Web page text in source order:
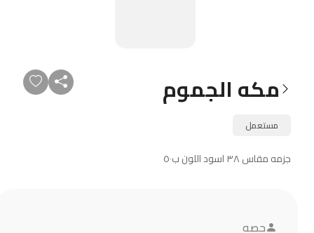
مكه الجموم
مستعمل
جزمه مقاس ٣٨ اسود اللون ب٥٠
حصه